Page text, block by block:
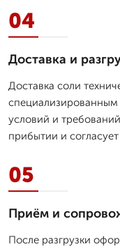
04
Доставка и
Доставка соли
условий и
прибытии и
05
Приём и
После разгрузки